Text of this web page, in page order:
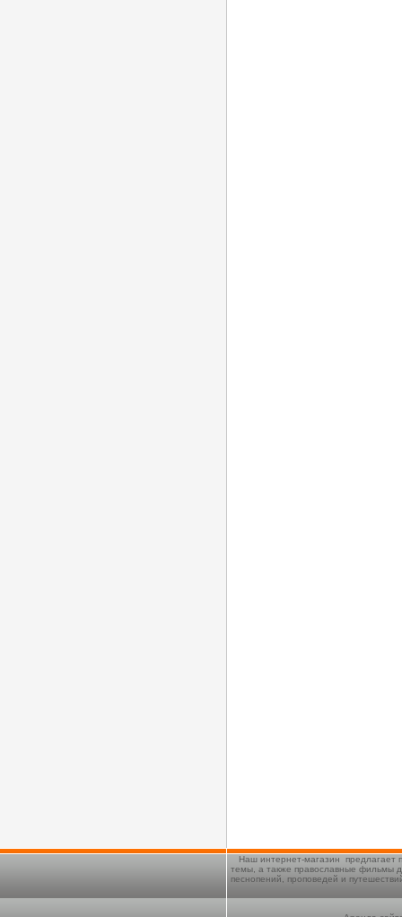
Наш интернет-магазин предлагает
темы, а также православные фильмы
песнопений, проповедей и